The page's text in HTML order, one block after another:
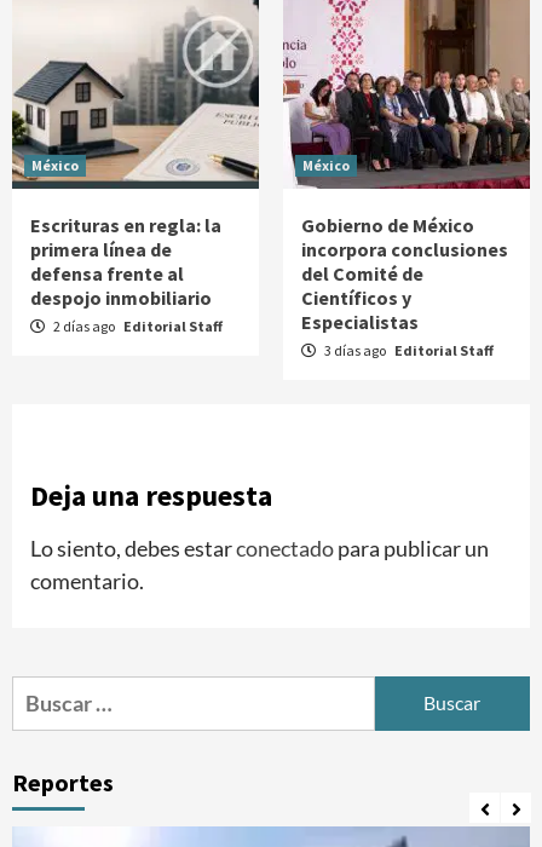
México
Escrituras en regla: la
primera línea de
defensa frente al
despojo inmobiliario
2 días ago Editorial Staff
México
Gobierno de México
incorpora conclusiones
del Comité de
Científicos y
Especialistas
3 días ago Editorial Staff
Deja una respuesta
Lo siento, debes estarconectadopara publicar un
comentario.
Buscar:
Reportes